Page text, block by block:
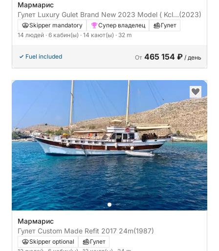
Мармарис
Гулет Luxury Gulet Brand New 2023 Model ( Kcln
) Jakuzi 32m
(2023)
Skipper mandatory Супер владелец
Гулет
14 людей · 6 кабин(ы) · 14 кают(ы) · 32 m
Fuel included От 465 154 ₽ / день
Мармарис
Гулет Custom Made Refit 2017 24m(1987)
Skipper optional
Гулет